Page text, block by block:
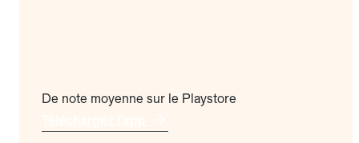
De note moyenne sur le Playstore